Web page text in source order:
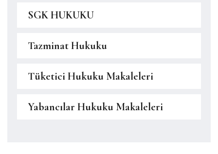
SGK HUKUKU
Tazminat Hukuku
Tüketici Hukuku Makaleleri
Yabancılar Hukuku Makaleleri